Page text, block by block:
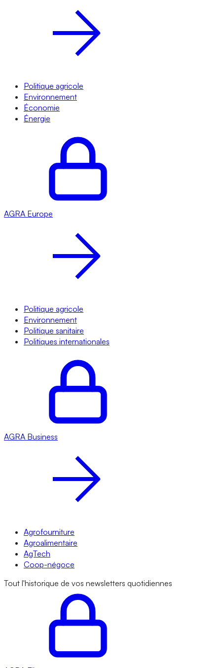
Politique agricole
Environnement
Économie
Énergie
AGRA Europe
Politique agricole
Environnement
Politique sanitaire
Politiques internationales
AGRA Business
Agrofourniture
Agroalimentaire
AgTech
Coop-négoce
Tout l'historique de vos newsletters quotidiennes